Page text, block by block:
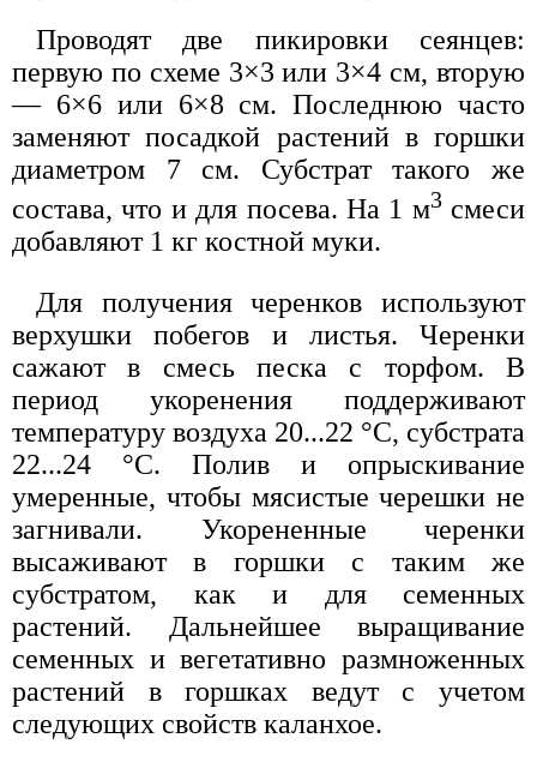
Проводят две пикировки сеянцев:
первую по схеме 3×3 или 3×4 см, вторую
— 6×6 или 6×8 см. Последнюю часто
заменяют посадкой растений в горшки
диаметром 7 см. Субстрат такого же
состава, что и для посева. На 1 м3смеси
добавляют 1 кг костной муки.
Для получения черенков используют
верхушки побегов и листья. Черенки
сажают в смесь песка с торфом. В
период укоренения поддерживают
температуру воздуха 20...22 °С, субстрата
22...24 °С. Полив и опрыскивание
умеренные, чтобы мясистые черешки не
загнивали. Укорененные черенки
высаживают в горшки с таким же
субстратом, как и для семенных
растений. Дальнейшее выращивание
семенных и вегетативно размноженных
растений в горшках ведут с учетом
следующих свойств каланхое.